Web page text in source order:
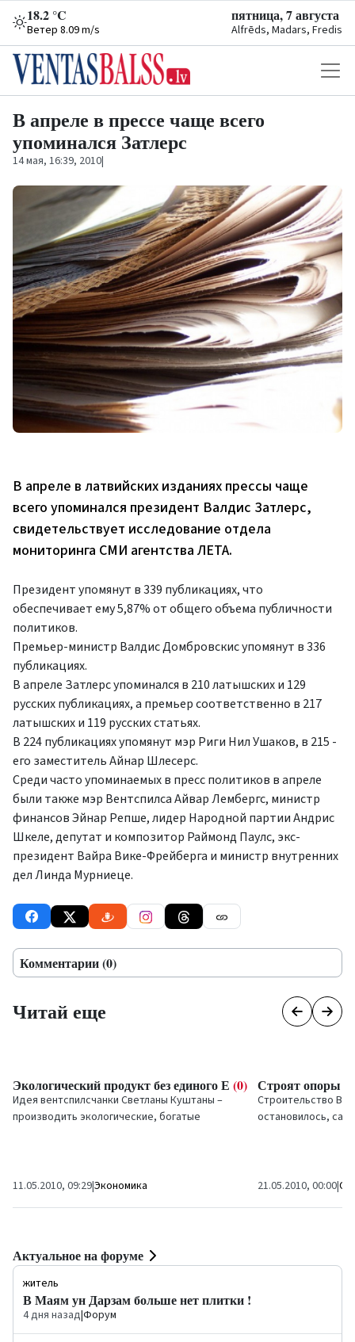
18.2 °C
Ветер 8.09 m/s
пятница, 7 августа
Alfrēds, Madars, Fredis
В апреле в прессе чаще всего
упоминался Затлерс
14 мая, 16:39, 2010|
В апреле в латвийских изданиях прессы чаще
всего упоминался президент Валдис Затлерс,
свидетельствует исследование отдела
мониторинга СМИ агентства ЛЕТА.
Президент упомянут в 339 публикациях, что
обеспечивает ему 5,87% от общего объема публичности
политиков.
Премьер-министр Валдис Домбровскис упомянут в 336
публикациях.
В апреле Затлерс упоминался в 210 латышских и 129
русских публикациях, а премьер соответственно в 217
латышских и 119 русских статьях.
В 224 публикациях упомянут мэр Риги Нил Ушаков, в 215 -
его заместитель Айнар Шлесерс.
Среди часто упоминаемых в пресс политиков в апреле
были также мэр Вентспилса Айвар Лембергс, министр
финансов Эйнар Репше, лидер Народной партии Андрис
Шкеле, депутат и композитор Раймонд Паулс, экс-
президент Вайра Вике-Фрейберга и министр внутренних
дел Линда Мурниеце.
Комментарии (0)
Читай еще
Экологический продукт без единого Е (0)
Идея вентспилсчанки Светланы Куштаны –
производить экологические, богатые
11.05.2010, 09:29|Экономика
Строят опоры
Строительство
остановилось,
21.05.2010, 00:00|
Актуальное на форуме
житель
В Маям ун Дарзам больше нет плитки !
4 дня назад|Форум